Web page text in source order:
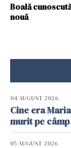
Boală
nouă
04 AUGUST 2026
Cine era
murit pe
05 AUGUST 2026